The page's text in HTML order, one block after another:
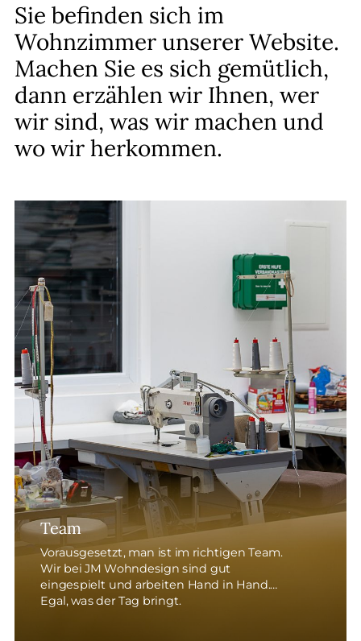
Sie befinden sich im
Wohnzimmer unserer Website.
Machen Sie es sich gemütlich,
dann erzählen wir Ihnen, wer
wir sind, was wir machen und
wo wir herkommen.
Team
Vorausgesetzt, man ist im richtigen Team.
Wir bei JM Wohndesign sind gut
eingespielt und arbeiten Hand in Hand.
Egal, was der Tag bringt.